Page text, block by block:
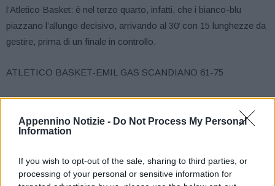
Appennino Notizie - Do Not Process My Personal
Information
If you wish to opt-out of the sale, sharing to third parties, or
processing of your personal or sensitive information for
l’Atletico Basket: è nel terzo quarto, infatti, che i bianco-blu
piazzano l’allungo decisivo, arrivando al 30’ con 15 lunghezze da
gestire, prima di un finale in controllo.
ATLETICO BASKET-EMIL GAS SCANDIANO 61-75
ATLETICO BORGO PANIGALE: Battilani 5, Serra, Albanelli 1,
Artese 7, Guidi, Naldi. All. Lanzoni.